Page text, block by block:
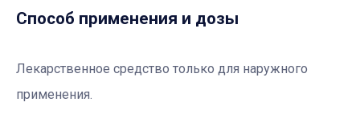
Способ применения и дозы
Лекарственное средство только для наружного
применения.